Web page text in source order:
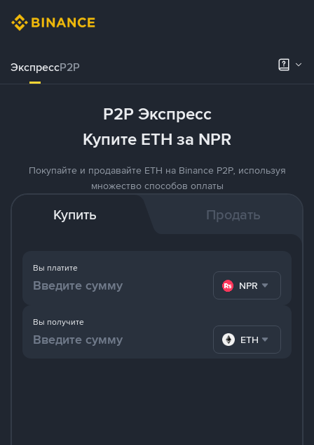
ЭкспрессP2P
P2P Экспресс
Купите ETH за NPR
Покупайте и продавайте ETH на Binance P2P, используя
множество способов оплаты
Купить Продать
Вы платите
NPR
Вы получите
ETH